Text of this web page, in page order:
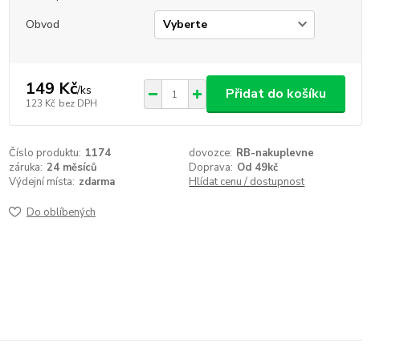
Obvod
149 Kč/ks
123 Kč bez DPH
Přidat do košíku
Číslo produktu: 1174 dovozce: RB-nakuplevne
záruka: 24 měsíců Doprava: Od 49kč
Výdejní místa: zdarma Hlídat cenu / dostupnost
Do oblíbených